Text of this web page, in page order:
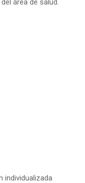
área de salud.
individualizada